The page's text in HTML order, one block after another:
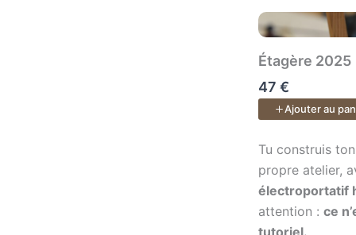
un
Dans ce cours
apprenez les
postures,
sécurité,
toupie.
À travers35
vous
Étagère 2025
47 €
Ajouter au
Tu construis
Tu construis
propre atelier,
électroportatif
attention : ce
tutoriel.